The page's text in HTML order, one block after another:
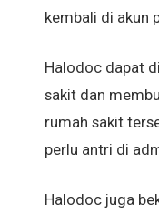
kembali di akun
Halodoc dapat
sakit dan
rumah sakit
perlu antri di
Halodoc juga